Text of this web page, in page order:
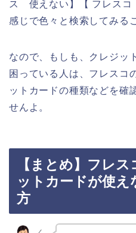
ス 使えない】【 フレス
感じで色々と検索してみる
なので、もしも、クレジッ
困っている人は、フレスコ
ットカードの種類などを確
せんよ。
【まとめ】フレ
ットカードが使え
方